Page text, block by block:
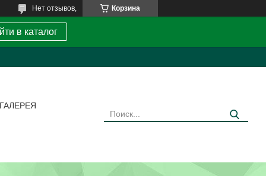
Корзина
Нет отзывов,
в каталог
ГАЛЕРЕЯ